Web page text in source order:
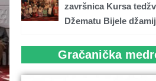
završnica Kursa
Džematu Bijele
Gračanička